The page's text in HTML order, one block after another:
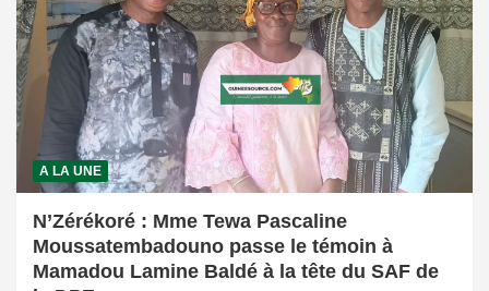
A LA UNE
N’Zérékoré : Mme Tewa Pascaline
Moussatembadouno passe le témoin à
Mamadou Lamine Baldé à la tête du SAF de